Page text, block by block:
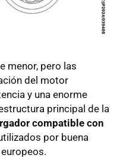
menor, pero las
del motor
y una enorme
principal de la
compatible con
por buena